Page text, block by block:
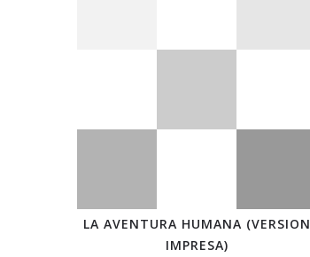
LA AVENTURA HUMANA (VERSION
IMPRESA)